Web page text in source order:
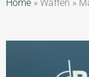
Home » Waffen »